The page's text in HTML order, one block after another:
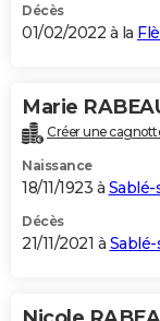
Décès
01/02/2022 à la
Marie
Créer une
Naissance
18/11/1923 à
Décès
21/11/2021 à